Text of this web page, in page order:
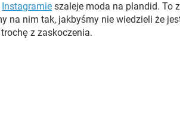
Instagramie szaleje moda na plandid. To
na nim tak, jakbyśmy nie wiedzieli że
z zaskoczenia.